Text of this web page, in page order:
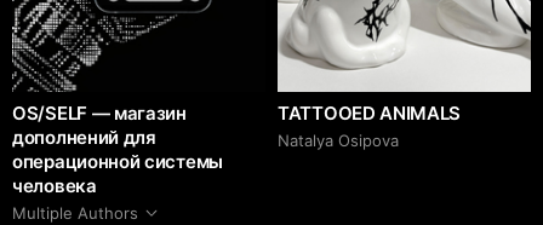
OS/SELF — магазин
дополнений для
операционной системы
человека
Multiple Authors
TATTOOED ANIMALS
Natalya Osipova